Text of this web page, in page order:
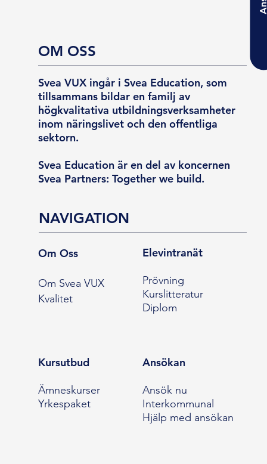
OM OSS
Svea VUX ingår i Svea Education, som
tillsammans bildar en familj av
högkvalitativa utbildningsverksamheter
inom näringslivet och den offentliga
sektorn.
Svea Education är en del av koncernen
Svea Partners: Together we build.
NAVIGATION
Om Oss
Om Svea VUX
Kvalitet
Elevintranät
Prövning
Kurslitteratur
Diplom
Kursutbud
Ämneskurser
Yrkespaket
Ansökan
Ansök nu
Interkommunal
Hjälp med ansökan